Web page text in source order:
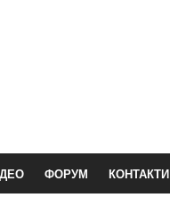
ФОРУМ КОНТАКТИ